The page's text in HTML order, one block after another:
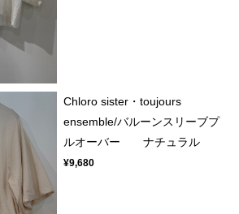
Chloro sister・toujours
ensemble/バルーンスリーブプ
ルオーバー ナチュラル
¥9,680